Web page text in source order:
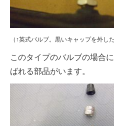
（↑英式バルブ。黒いキャップを外し
このタイプのバルブの場合
ばれる部品がいます。